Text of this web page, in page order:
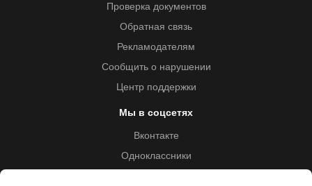
Проверка документов
Обратная связь
Рекламодателям
Сообщить о нарушении
Центр поддержки
Мы в соцсетях
Вконтакте
Одноклассники